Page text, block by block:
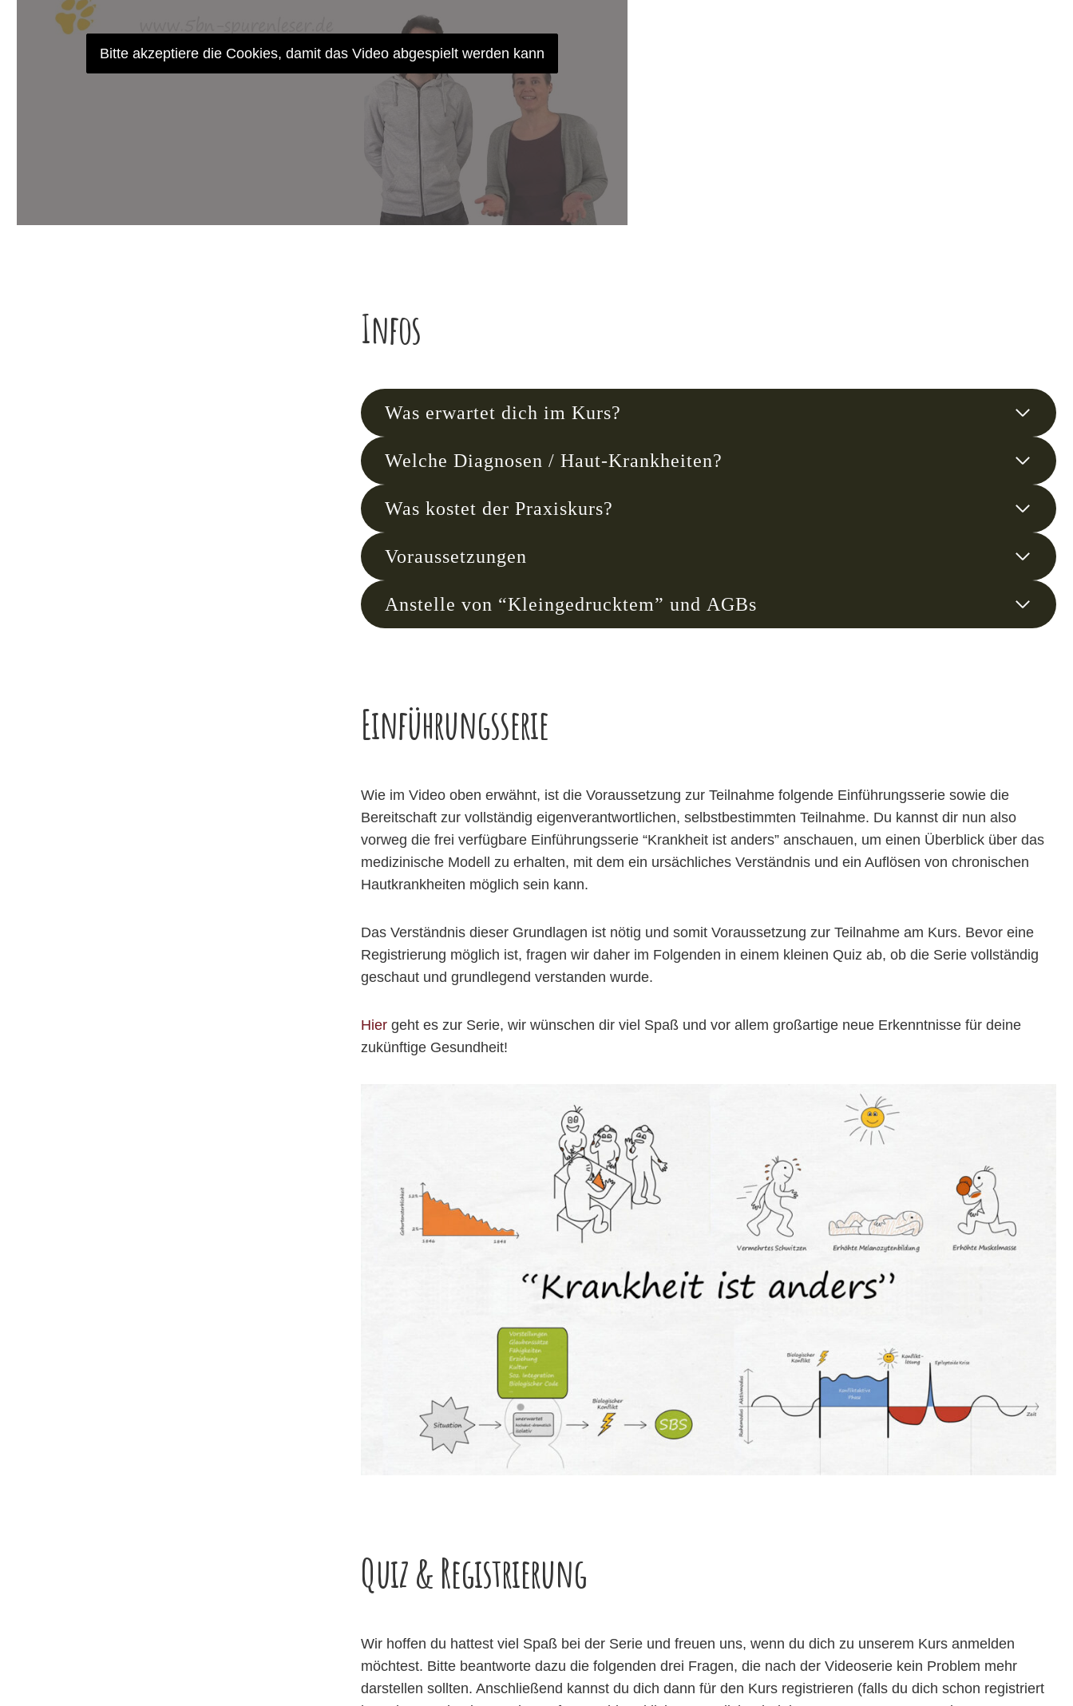
Bitte akzeptiere die Cookies, damit das Video abgespielt werden kann
Infos
Was erwartet dich im Kurs?
Welche Diagnosen / Haut-Krankheiten?
Was kostet der Praxiskurs?
Voraussetzungen
Anstelle von “Kleingedrucktem” und AGBs
Einführungsserie
Wie im Video oben erwähnt, ist die Voraussetzung zur Teilnahme folgende Einführungsserie sowie die
Bereitschaft zur vollständig eigenverantwortlichen, selbstbestimmten Teilnahme. Du kannst dir nun also
vorweg die frei verfügbare Einführungsserie “Krankheit ist anders” anschauen, um einen Überblick über das
medizinische Modell zu erhalten, mit dem ein ursächliches Verständnis und ein Auflösen von chronischen
Hautkrankheiten möglich sein kann.
Das Verständnis dieser Grundlagen ist nötig und somit Voraussetzung zur Teilnahme am Kurs. Bevor eine
Registrierung möglich ist, fragen wir daher im Folgenden in einem kleinen Quiz ab, ob die Serie vollständig
geschaut und grundlegend verstanden wurde.
Hiergeht es zur Serie, wir wünschen dir viel Spaß und vor allem großartige neue Erkenntnisse für deine
zukünftige Gesundheit!
Quiz & Registrierung
Wir hoffen du hattest viel Spaß bei der Serie und freuen uns, wenn du dich zu unserem Kurs anmelden
möchtest. Bitte beantworte dazu die folgenden drei Fragen, die nach der Videoserie kein Problem mehr
darstellen sollten. Anschließend kannst du dich dann für den Kurs registrieren (falls du dich schon registriert